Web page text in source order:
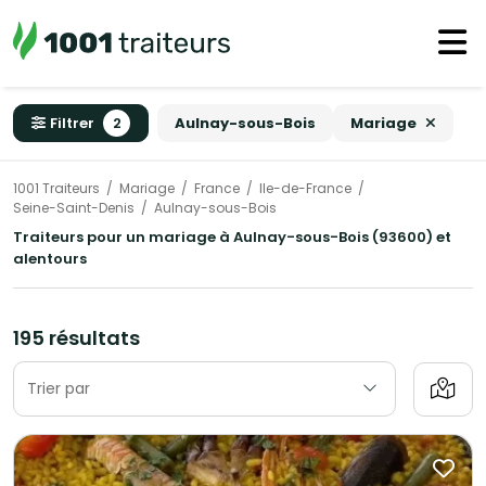
Filtrer 2 Aulnay-sous-Bois Mariage
1001 Traiteurs Mariage France
Ile-de-France
Seine-Saint-Denis
Aulnay-sous-Bois
Traiteurs pour un mariage à Aulnay-sous-Bois (93600) et
alentours
195 résultats
Trier par